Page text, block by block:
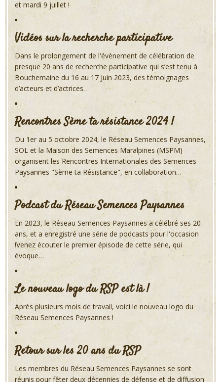
et mardi 9 juillet !
Vidéos sur la recherche participative
Dans le prolongement de l'évènement de célébration de
presque 20 ans de recherche participative qui s’est tenu à
Bouchemaine du 16 au 17 Juin 2023, des témoignages
d’acteurs et d’actrices…
Rencontres Sème ta résistance 2024 !
Du 1er au 5 octobre 2024, le Réseau Semences Paysannes,
SOL et la Maison des Semences Maralpines (MSPM)
organisent les Rencontres Internationales des Semences
Paysannes "Sème ta Résistance", en collaboration…
Podcast du Réseau Semences Paysannes
En 2023, le Réseau Semences Paysannes a célébré ses 20
ans, et a enregistré une série de podcasts pour l'occasion
!Venez écouter le premier épisode de cette série, qui
évoque…
Le nouveau logo du RSP est là !
Après plusieurs mois de travail, voici le nouveau logo du
Réseau Semences Paysannes !
Retour sur les 20 ans du RSP
Les membres du Réseau Semences Paysannes se sont
réunis pour fêter deux décennies de défense et de diffusion